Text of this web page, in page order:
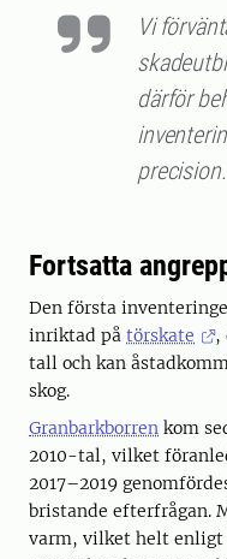
Vi
därför
precision.
Fortsatta
Den första
inriktad på törskate
,
tall och kan
skog.
Granbarkborren kom
2010-tal, vilket
2017–2019
bristande efterfrågan.
varm, vilket helt enligt